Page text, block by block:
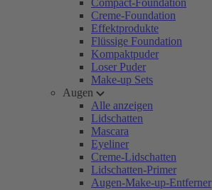
Compact-Foundation
Creme-Foundation
Effektprodukte
Flüssige Foundation
Kompaktpuder
Loser Puder
Make-up Sets
Augen
Alle anzeigen
Lidschatten
Mascara
Eyeliner
Creme-Lidschatten
Lidschatten-Primer
Augen-Make-up-Entferner